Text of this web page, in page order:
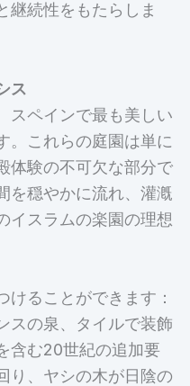
継続性をもたらしま
ス
スペインで最も美しい
。これらの庭園は単に
体験の不可欠な部分で
を穏やかに流れ、灌漑
イスラムの楽園の理想
けることができます：
スの泉、タイルで装飾
含む20世紀の追加要
り、ヤシの木が日陰の